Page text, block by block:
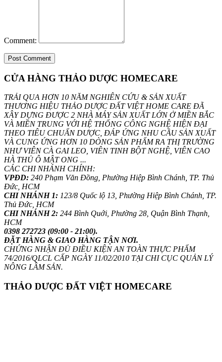
Comment:
CỬA HÀNG THẢO DƯỢC HOMECARE
TRẢI QUA HƠN 10 NĂM NGHIÊN CỨU & SẢN XUẤT
THƯƠNG HIỆU THẢO DƯỢC ĐẤT VIỆT HOME CARE ĐÃ
XÂY DỰNG ĐƯỢC 2 NHÀ MÁY SẢN XUẤT LỚN Ở MIỀN BẮC
VÀ MIỀN TRUNG VỚI HỆ THỐNG CÔNG NGHỆ HIỆN ĐẠI
THEO TIÊU CHUẨN DƯỢC, ĐÁP ỨNG NHU CẦU SẢN XUẤT
VÀ CUNG ỨNG HƠN 10 DÒNG SẢN PHẨM RA THỊ TRƯỜNG
NHƯ VIÊN CÀ GAI LEO, VIÊN TINH BỘT NGHỆ, VIÊN CAO
HÀ THỦ Ô MẬT ONG ...
CÁC CHI NHÁNH CHÍNH:
VPĐD: 240 Phạm Văn Đồng, Phường Hiệp Bình Chánh, TP. Thủ
Đức, HCM
CHI NHÁNH 1: 123/8 Quốc lộ 13, Phường Hiệp Bình Chánh, TP.
Thủ Đức, HCM
CHI NHÁNH 2: 244 Bình Quới, Phường 28, Quận Bình Thạnh,
HCM
0398 272723 (09:00 - 21:00).
ĐẶT HÀNG & GIAO HÀNG TẬN NƠI.
CHỨNG NHẬN ĐỦ ĐIỀU KIỆN AN TOÀN THỰC PHẨM
74/2016/QLCL CẤP NGÀY 11/02/2010 TẠI CHI CỤC QUẢN LÝ
NÔNG LÂM SẢN.
THẢO DƯỢC ĐẤT VIỆT HOMECARE